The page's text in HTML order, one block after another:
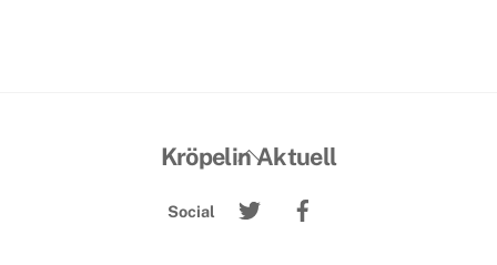
Back
Top
Kröpelin Aktuell
Social
Twitter